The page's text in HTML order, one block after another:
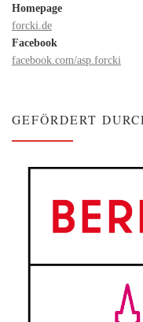
Homepage
forcki.de
Facebook
facebook.com/asp.forcki
GEFÖRDERT